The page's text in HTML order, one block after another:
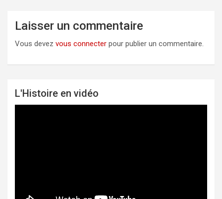
Laisser un commentaire
Vous devez vous connecter pour publier un commentaire.
L'Histoire en vidéo